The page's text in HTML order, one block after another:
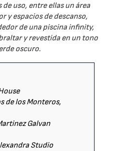
uso, entre ellas un área
y espacios de descanso,
de una piscina infinity,
y revestida en un tono
oscuro.
de los Monteros,
Galvan
Studio